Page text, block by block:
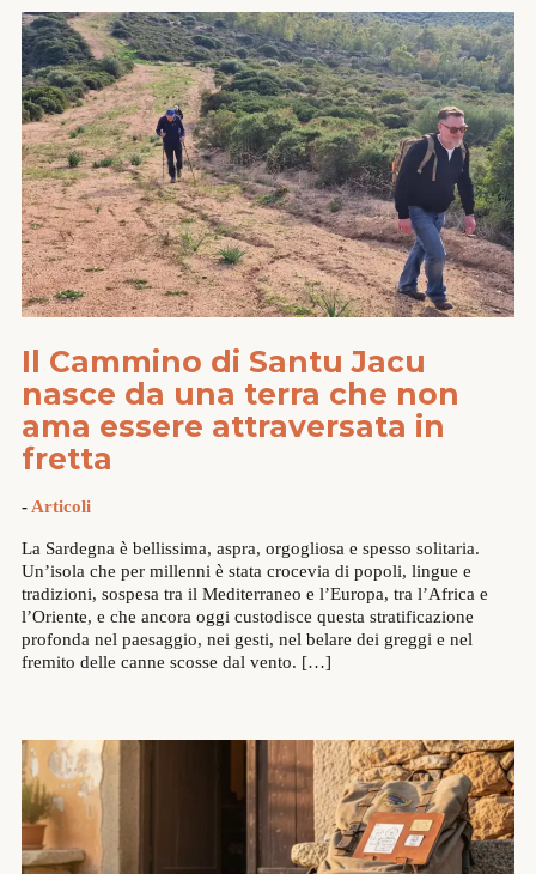
Il Cammino di Santu Jacu
nasce da una terra che non
ama essere attraversata in
fretta
- Articoli
La Sardegna è bellissima, aspra, orgogliosa e spesso solitaria.
Un’isola che per millenni è stata crocevia di popoli, lingue e
tradizioni, sospesa tra il Mediterraneo e l’Europa, tra l’Africa e
l’Oriente, e che ancora oggi custodisce questa stratificazione
profonda nel paesaggio, nei gesti, nel belare dei greggi e nel
fremito delle canne scosse dal vento. […]